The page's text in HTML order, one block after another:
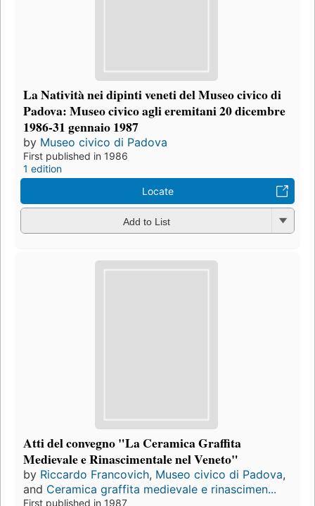
La Natività nei dipinti veneti del Museo civico di
Padova: Museo civico agli eremitani 20 dicembre
1986-31 gennaio 1987
by Museo civico di Padova
First published in 1986
1 edition
Locate
Add to List
Atti del convegno "La Ceramica Graffita
Medievale e Rinascimentale nel Veneto"
by Riccardo Francovich, Museo civico di Padova,
and Ceramica graffita medievale e rinascimen...
First published in 1987